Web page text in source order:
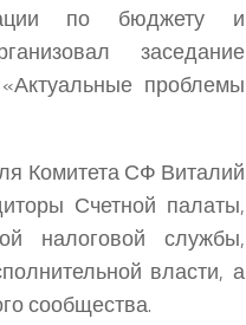
по бюджету и
заседание
проблемы
Комитета СФ Виталий
Счетной палаты,
налоговой службы,
власти, а
сообщества.